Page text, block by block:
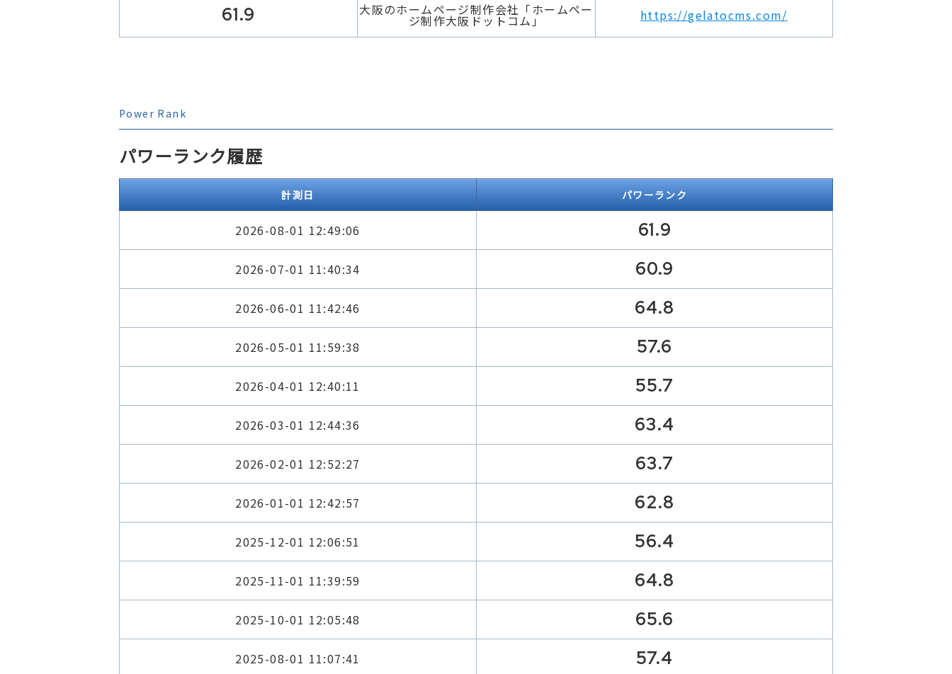
61.9 大阪のホームページ制作会社「ホームペー
ジ制作大阪ドットコム」 https://gelatocms.com/
Power Rank
パワーランク履歴
計測日 パワーランク
2026-08-01 12:49:06 61.9
2026-07-01 11:40:34 60.9
2026-06-01 11:42:46 64.8
2026-05-01 11:59:38 57.6
2026-04-01 12:40:11 55.7
2026-03-01 12:44:36 63.4
2026-02-01 12:52:27 63.7
2026-01-01 12:42:57 62.8
2025-12-01 12:06:51 56.4
2025-11-01 11:39:59 64.8
2025-10-01 12:05:48 65.6
2025-08-01 11:07:41 57.4